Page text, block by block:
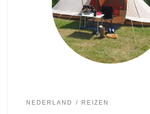
NEDERLAND REIZEN